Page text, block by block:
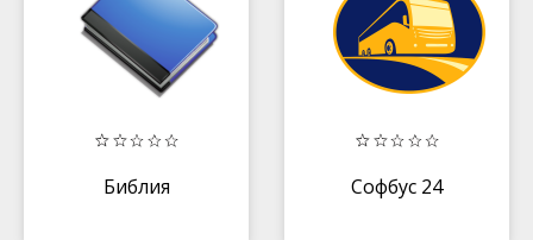
Библия Софбус 24